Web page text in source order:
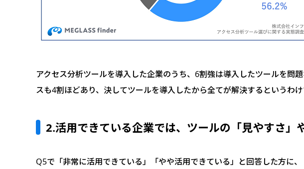
アクセス分析ツールを導入した企業のうち、6割強は導入したツールを問
スも4割ほどあり、決してツールを導入したから全てが解決するというわけ
2.活用できている企業では、ツールの「見やすさ」
Q5で「非常に活用できている」「やや活用できている」と回答した方に